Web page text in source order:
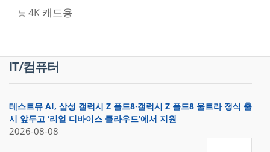
능 4K 캐드용
IT/컴퓨터
테스트뮤 AI, 삼성 갤럭시 Z 폴드8·갤럭시 Z 폴드8 울트라 정식 출
시 앞두고 ‘리얼 디바이스 클라우드’에서 지원
2026-08-08